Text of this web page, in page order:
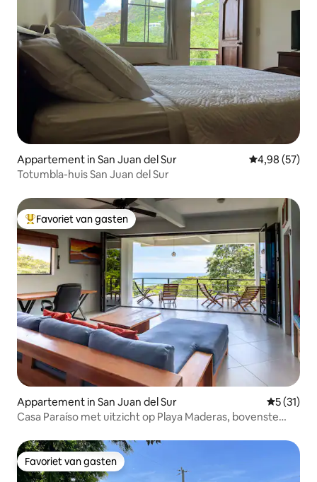
Appartement in San Juan del Sur Gemiddelde
4,98 (57)
Totumbla-huis San Juan del Sur
Topfavoriet van gasten
Favoriet van gasten
Appartement in San Juan del Sur
5 (31)
Casa Paraíso met uitzicht op Playa Maderas, bovenste
Favoriet van gasten
Favoriet van gasten